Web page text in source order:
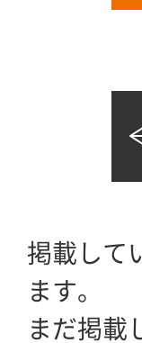
掲載して
ます。
まだ掲載